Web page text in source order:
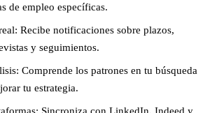
de empleo específicas.
: Recibe notificaciones sobre plazos,
y seguimientos.
: Comprende los patrones en tu búsqueda
tu estrategia.